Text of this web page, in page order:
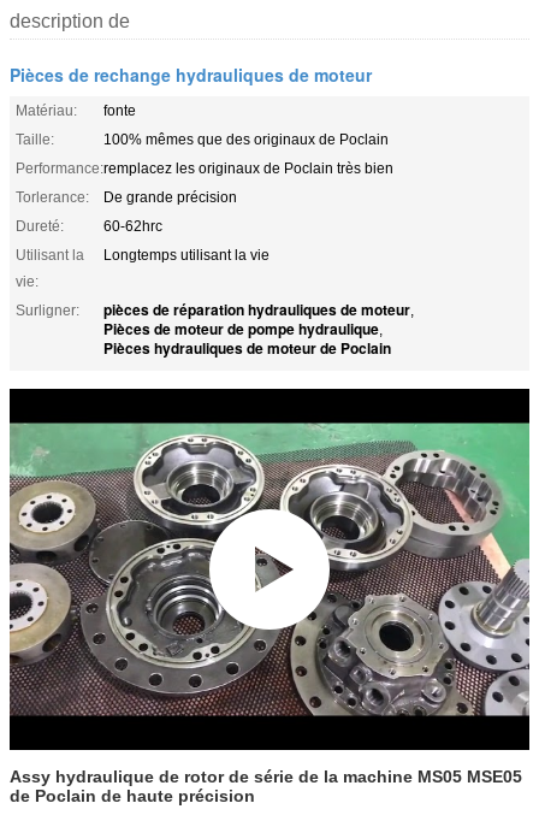
description de
Pièces de rechange hydrauliques de moteur
Matériau:
fonte
Taille:
100% mêmes que des originaux de Poclain
Performance:remplacez les originaux de Poclain très bien
Torlerance:
De grande précision
Dureté:
60-62hrc
Utilisant la
vie:
Longtemps utilisant la vie
Surligner: pièces de réparation hydrauliques de moteur,
Pièces de moteur de pompe hydraulique,
Pièces hydrauliques de moteur de Poclain
Assy hydraulique de rotor de série de la machine MS05 MSE05
de Poclain de haute précision